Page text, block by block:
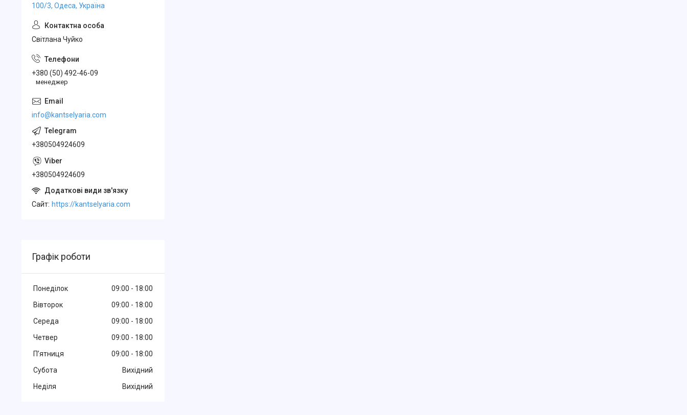
100/3, Одеса, Україна
Свiтлана Чуйко
+380 (50) 492-46-09
менеджер
info@kantselyaria.com
+380504924609
+380504924609
Cайт https://kantselyaria.com
Графік роботи
Понеділок 09:00
18:00
Вівторок
09:00
18:00
Середа
09:00
18:00
Четвер
09:00
18:00
Пʼятниця
09:00
18:00
Субота
Вихідний
Неділя
Вихідний